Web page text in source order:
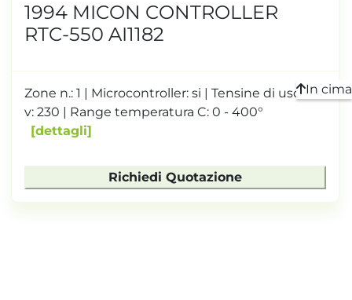
1994 MICON CONTROLLER
RTC-550 AI1182
Zone n.: 1 | Microcontroller: si | Tensine di uscita
v: 230 | Range temperatura C: 0 - 400°
dettagli
Richiedi Quotazione
In cima